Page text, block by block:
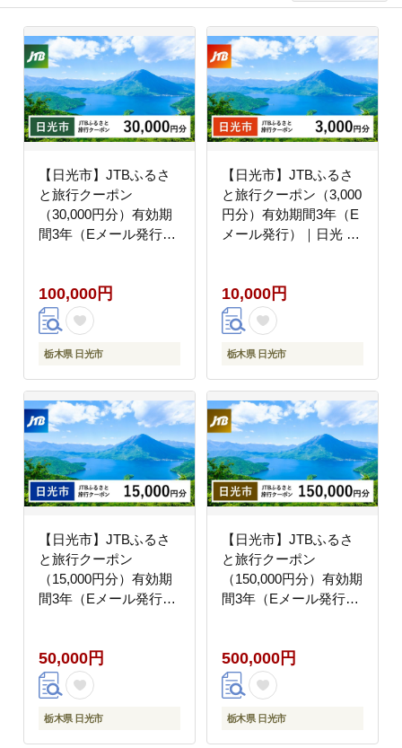
【日光市】JTBふるさ
と旅行クーポン
（30,000円分）有効期
間3年（Eメール発行）
日光の社寺 東照宮 輪王
寺 二荒山神社 中禅寺湖
霧降高原 華厳の滝 鬼怒
川温泉 湯西川温泉 川治
景 金谷ホテル ふふ日光
エース JTB 予約 人気
おすすめ 栃木県 日光市
100,000円
栃木県 日光市
【日光市】JTBふるさ
と旅行クーポン（3,000
円分）有効期間3年（E
メール発行）｜日光 ト
寺 東照宮 輪王寺 二荒
山神社 中禅寺湖 霧降高
原 華厳の滝 鬼怒川温泉
湯西川温泉 川治温泉 い
ホテル ふふ日光 エース
JTB 予約 人気 おすす
め 栃木県 日光市
10,000円
栃木県 日光市
【日光市】JTBふるさ
と旅行クーポン
（15,000円分）有効期
間3年（Eメール発行）
日光の社寺 東照宮 輪王
寺 二荒山神社 中禅寺湖
霧降高原 華厳の滝 鬼怒
川温泉 湯西川温泉 川治
50,000円
栃木県 日光市
【日光市】JTBふるさ
と旅行クーポン
（150,000円分）有効期
間3年（Eメール発行）
ゾート 宿泊 観光 体験
旅行券 宿泊券 旅行予約
温泉 ホテル 旅館 チケ
ット 子供 子連れ カッ
500,000円
栃木県 日光市